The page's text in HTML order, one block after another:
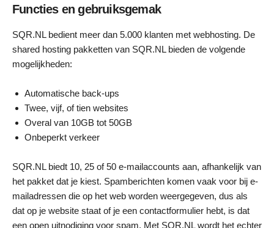
Functies en gebruiksgemak
SQR.NL bedient meer dan 5.000 klanten met webhosting. De
shared hosting pakketten van SQR.NL bieden de volgende
mogelijkheden:
Automatische back-ups
Twee, vijf, of tien websites
Overal van 10GB tot 50GB
Onbeperkt verkeer
SQR.NL biedt 10, 25 of 50 e-mailaccounts aan, afhankelijk van
het pakket dat je kiest. Spamberichten komen vaak voor bij e-
mailadressen die op het web worden weergegeven, dus als
dat op je website staat of je een contactformulier hebt, is dat
een open uitnodiging voor spam. Met SQR.NL wordt het echter